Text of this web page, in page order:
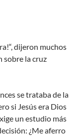
dijeron muchos
sobre la cruz
se trataba de la
si Jesús era Dios
un estudio más
¿Me aferro